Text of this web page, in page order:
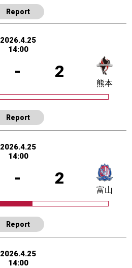
Report
2026.4.25
14:00
- 2
熊本
Report
2026.4.25
14:00
- 2
富山
Report
2026.4.25
14:00